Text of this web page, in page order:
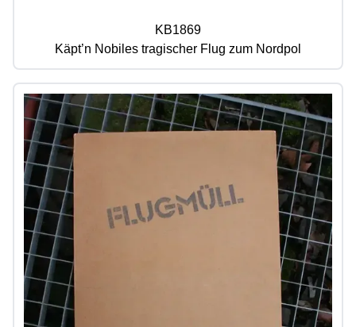
KB1869
Käpt’n Nobiles tragischer Flug zum Nordpol